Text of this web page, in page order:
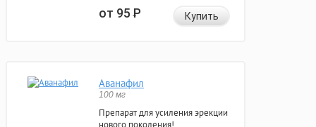
от 95Р Купить
Аванафил
100 мг
Препарат для усиления эрекции